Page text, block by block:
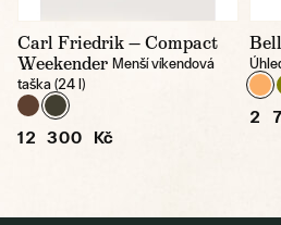
Carl Friedrik — Compact
Weekender Menší víkendová
taška (24 l)
12 300 Kč
2